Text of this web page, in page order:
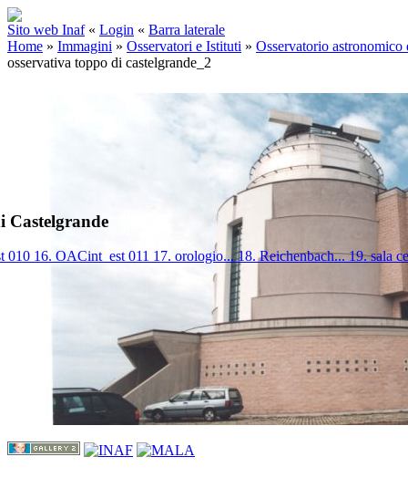
Sito web Inaf « Login « Barra laterale
Home » Immagini » Osservatori e Istituti » Osservatorio
osservativa toppo di castelgrande_2
Castelgrande
010 16. OACint_est 011 17. orologio...18. Reichenbach...19. sala